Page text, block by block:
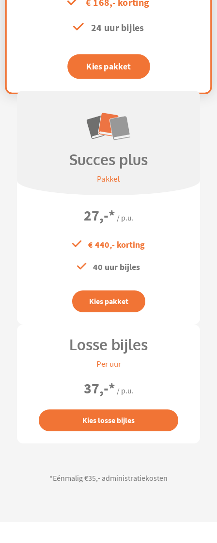
€ 168,- korting
24 uur bijles
Kies pakket
Succes plus
Pakket
27,-* / p.u.
€ 440,- korting
40 uur bijles
Kies pakket
Losse bijles
Per uur
37,-* / p.u.
Kies losse bijles
*Eénmalig €35,- administratiekosten